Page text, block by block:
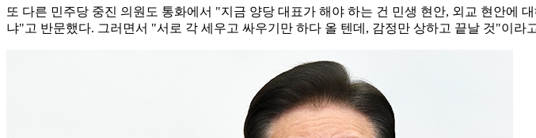
또 다른 민주당 중진 의원도 통화에서 "지금 양당 대표가 해야 하는 건 민생 현안, 외교 현안에
냐"고 반문했다. 그러면서 "서로 각 세우고 싸우기만 하다 올 텐데, 감정만 상하고 끝날 것"이라